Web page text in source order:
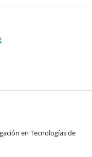
en Tecnologías de